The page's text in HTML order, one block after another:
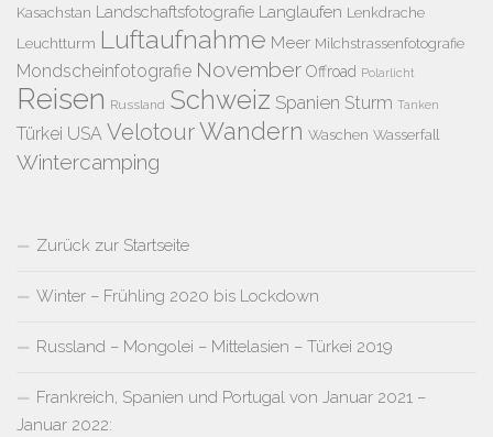
Kasachstan Landschaftsfotografie Langlaufen Lenkdrache
Leuchtturm Luftaufnahme Meer Milchstrassenfotografie
Mondscheinfotografie November Offroad Polarlicht
Reisen Russland Schweiz Spanien Sturm Tanken
Türkei USA VelotourWandern Waschen Wasserfall
Wintercamping
Zurück zur Startseite
Winter – Frühling 2020 bis Lockdown
Russland – Mongolei – Mittelasien – Türkei 2019
Frankreich, Spanien und Portugal von Januar 2021 –
Januar 2022: